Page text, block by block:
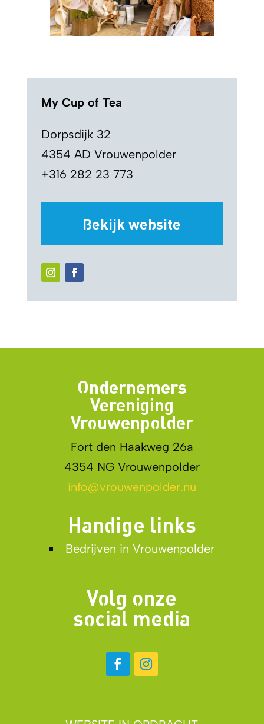
My Cup of Tea
Dorpsdijk 32
4354 AD Vrouwenpolder
+316 282 23 773
Bekijk website
Ondernemers
Vereniging
Vrouwenpolder
Fort den Haakweg 26a
4354 NG Vrouwenpolder
info@vrouwenpolder.nu
Handige links
Bedrijven in Vrouwenpolder
Volg onze
social media